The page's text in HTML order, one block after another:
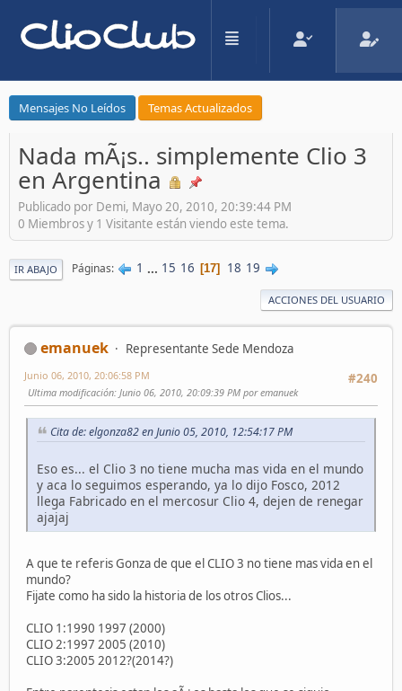
Mensajes No Leídos Temas Actualizados
Nada mÃ¡s.. simplemente Clio 3
en Argentina
Publicado por Demi, Mayo 20, 2010, 20:39:44 PM
0 Miembros y 1 Visitante están viendo este tema.
IR ABAJO Páginas 1 ... 15 16 17 18 19
ACCIONES DEL USUARIO
emanuek
Representante Sede Mendoza
#240
Junio 06, 2010, 20:06:58 PM
Ultima modificación: Junio 06, 2010, 20:09:39 PM por emanuek
Cita de: elgonza82 en Junio 05, 2010, 12:54:17 PM
Eso es... el Clio 3 no tiene mucha mas vida en el mundo
y aca lo seguimos esperando, ya lo dijo Fosco, 2012
llega Fabricado en el mercosur Clio 4, dejen de renegar
ajajaj
A que te referis Gonza de que el CLIO 3 no tiene mas vida en el
mundo?
Fijate como ha sido la historia de los otros Clios...
CLIO 1:1990 1997 (2000)
CLIO 2:1997 2005 (2010)
CLIO 3:2005 2012?(2014?)